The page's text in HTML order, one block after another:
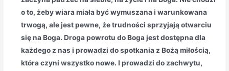
o to, żeby wiara miała być wymuszana i warunkowana
trwogą, ale jest pewne, że trudności sprzyjają otwarciu
się na Boga. Droga powrotu do Boga jest dostępna dla
każdego z nas i prowadzi do spotkania z Bożą miłością,
która czyni wszystko nowe. I prowadzi do zachwytu,